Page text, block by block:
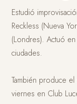
Estudió
Reckless (Nueva
(Londres). Actuó
ciudades.
También produce
viernes en Club